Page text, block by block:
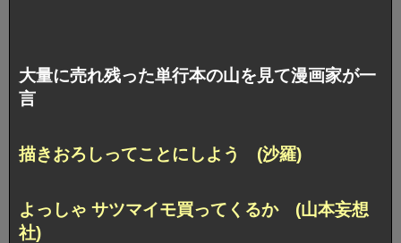
大量に売れ残った単行本の山を見て漫画家が一
言
描きおろしってことにしよう (沙羅)
よっしゃ サツマイモ買ってくるか (山本妄想
社)